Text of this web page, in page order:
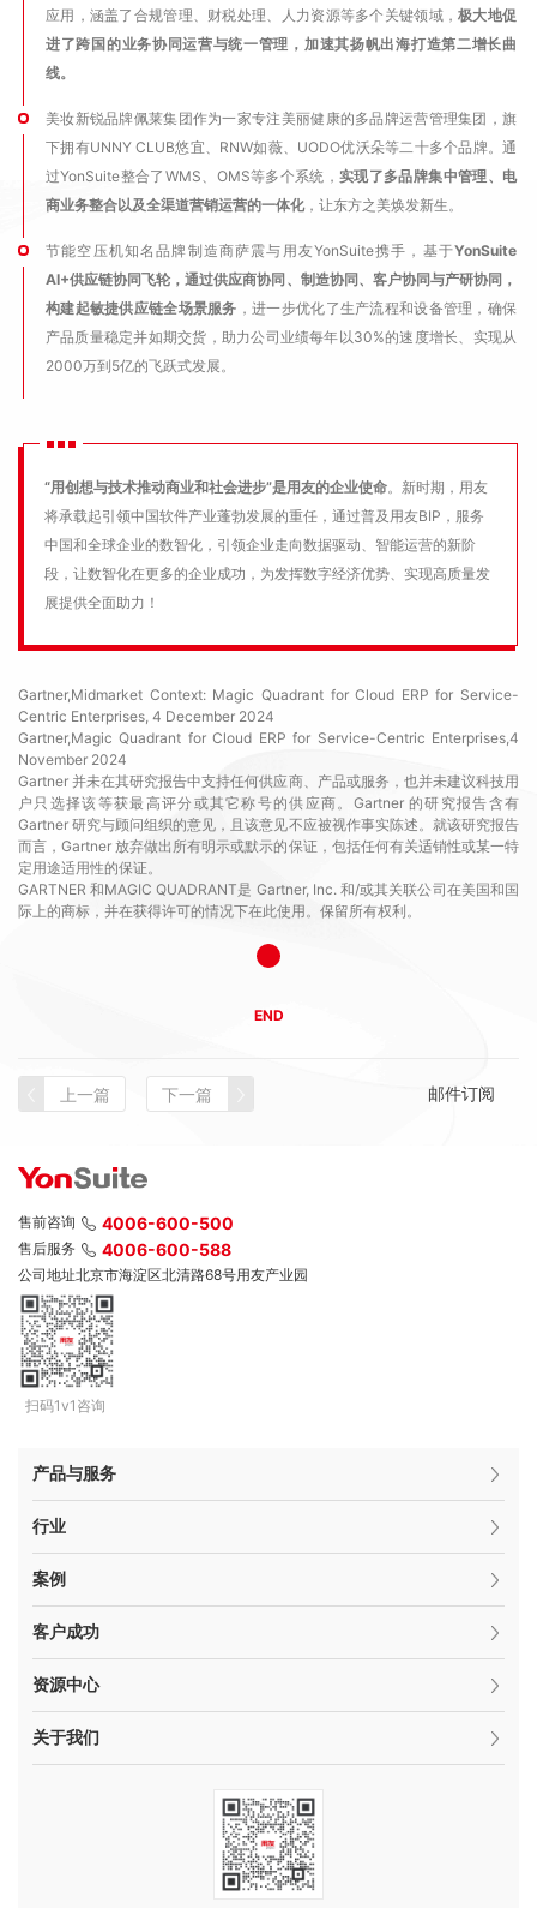
应用，涵盖了合规管理、财税处理、人力资源等多个关键领域，极大地促
进了跨国的业务协同运营与统一管理，加速其扬帆出海打造第二增长曲
线。
美妆新锐品牌佩莱集团作为一家专注美丽健康的多品牌运营管理集团，旗
下拥有UNNY CLUB悠宜、RNW如薇、UODO优沃朵等二十多个品牌。通
过YonSuite整合了WMS、OMS等多个系统，实现了多品牌集中管理、电
商业务整合以及全渠道营销运营的一体化，让东方之美焕发新生。
节能空压机知名品牌制造商萨震与用友YonSuite携手，基于YonSuite
AI+供应链协同飞轮，通过供应商协同、制造协同、客户协同与产研协同，
构建起敏捷供应链全场景服务 ，进一步优化了生产流程和设备管理，确保
产品质量稳定并如期交货，助力公司业绩每年以30%的速度增长、实现从
2000万到5亿的飞跃式发展。
“用创想与技术推动商业和社会进步”是用友的企业使命。新时期，用友
将承载起引领中国软件产业蓬勃发展的重任，通过普及用友BIP，服务
中国和全球企业的数智化，引领企业走向数据驱动、智能运营的新阶
段，让数智化在更多的企业成功，为发挥数字经济优势、实现高质量发
展提供全面助力！
Gartner,Midmarket Context: Magic Quadrant for Cloud ERP for Service-
Centric Enterprises, 4 December 2024
Gartner,Magic Quadrant for Cloud ERP for Service-Centric Enterprises,4
November 2024
Gartner 并未在其研究报告中支持任何供应商、产品或服务，也并未建议科技用
户只选择该等获最高评分或其它称号的供应商。Gartner 的研究报告含有
Gartner 研究与顾问组织的意见，且该意见不应被视作事实陈述。就该研究报告
而言，Gartner 放弃做出所有明示或默示的保证，包括任何有关适销性或某一特
定用途适用性的保证。
GARTNER 和MAGIC QUADRANT是 Gartner, Inc. 和/或其关联公司在美国和国
际上的商标，并在获得许可的情况下在此使用。保留所有权利。
END
上一篇 下一篇 邮件订阅
售前咨询 4006-600-500
售后服务 4006-600-588
公司地址北京市海淀区北清路68号用友产业园
扫码1v1咨询
产品与服务
行业
案例
客户成功
资源中心
关于我们